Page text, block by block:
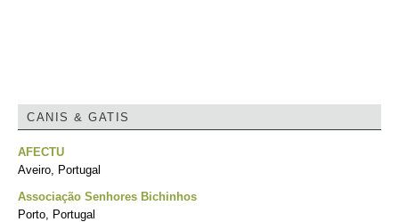
CANIS & GATIS
AFECTU
Aveiro, Portugal
Associação Senhores Bichinhos
Porto, Portugal